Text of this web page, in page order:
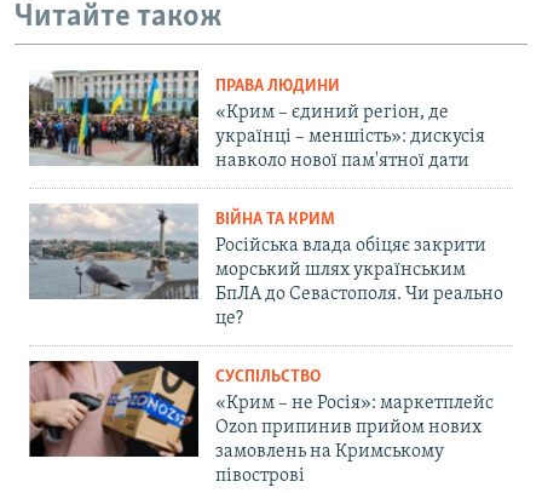
Читайте також
ПРАВА ЛЮДИНИ
«Крим – єдиний регіон, де
українці – меншість»: дискусія
навколо нової пам'ятної дати
ВІЙНА ТА КРИМ
Російська влада обіцяє закрити
морський шлях українським
БпЛА до Севастополя. Чи реально
це?
СУСПІЛЬСТВО
«Крим – не Росія»: маркетплейс
Ozon припинив прийом нових
замовлень на Кримському
півострові